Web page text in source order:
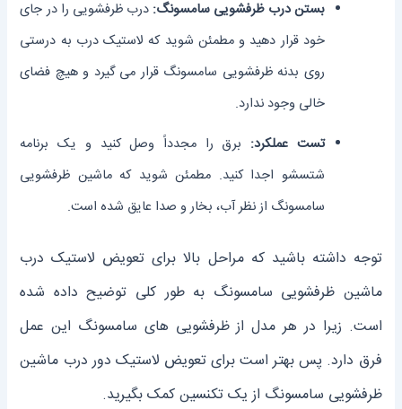
بستن درب ظرفشویی سامسونگ: درب ظرفشویی را در جای
خود قرار دهید و مطمئن شوید که لاستیک درب به درستی
روی بدنه ظرفشویی سامسونگ قرار می گیرد و هیچ فضای
خالی وجود ندارد.
تست عملکرد: برق را مجدداً وصل کنید و یک برنامه
شتسشو اجدا کنید. مطمئن شوید که ماشین ظرفشویی
سامسونگ از نظر آب، بخار و صدا عایق شده است.
توجه داشته باشید که مراحل بالا برای تعویض لاستیک درب
ماشین ظرفشویی سامسونگ به طور کلی توضیح داده شده
است. زیرا در هر مدل از ظرفشویی های سامسونگ این عمل
فرق دارد. پس بهتر است برای تعویض لاستیک دور درب ماشین
ظرفشویی سامسونگ از یک تکنسین کمک بگیرید.